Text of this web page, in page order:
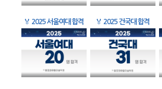
🏅 2025 서울여대 합격 🏅 2025 건국대 합격